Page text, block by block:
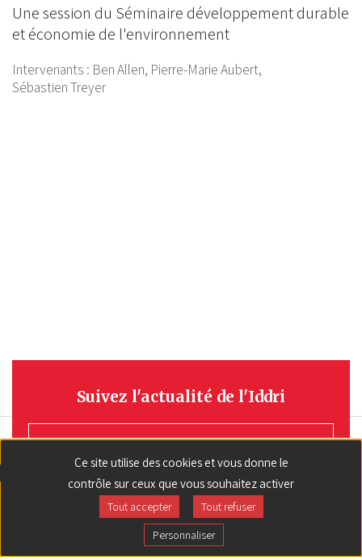
Une session du Séminaire développement durable
et économie de l'environnement
Intervenants : Ben Allen, Pierre-Marie Aubert,
Sébastien Treyer
Suivez l'actualité de l'Iddri
S'INSCRIRE
Ce site utilise des cookies et vous donne le
contrôle sur ceux que vous souhaitez activer
Tout accepter
Tout refuser
Personnaliser